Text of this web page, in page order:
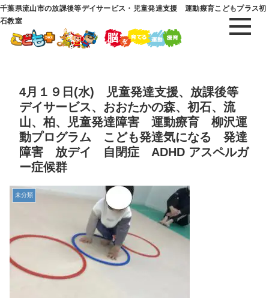
千葉県流山市の放課後等デイサービス・児童発達支援 運動療育こどもプラス初
石教室
4月１９日(水) 児童発達支援、放課後等
デイサービス、おおたかの森、初石、流
山、柏、児童発達障害 運動療育 柳沢運
動プログラム こども発達気になる 発達
障害 放デイ 自閉症 ADHD アスペルガ
ー症候群
未分類